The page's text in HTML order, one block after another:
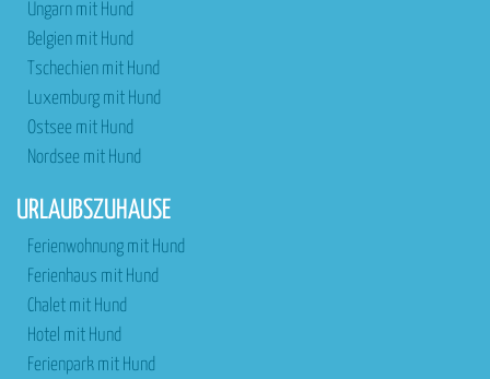
Ungarn mit Hund
Belgien mit Hund
Tschechien mit Hund
Luxemburg mit Hund
Ostsee mit Hund
Nordsee mit Hund
URLAUBSZUHAUSE
Ferienwohnung mit Hund
Ferienhaus mit Hund
Chalet mit Hund
Hotel mit Hund
Ferienpark mit Hund